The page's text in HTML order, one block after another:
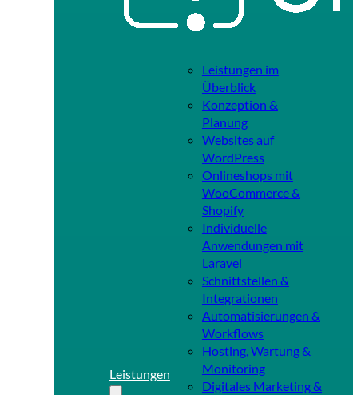
Leistungen
Leistungen im
Überblick
Konzeption &
Planung
Websites auf
WordPress
Onlineshops mit
WooCommerce &
Shopify
Individuelle
Anwendungen mit
Laravel
Schnittstellen &
Integrationen
Automatisierungen &
Workflows
Hosting, Wartung &
Monitoring
Digitales Marketing &